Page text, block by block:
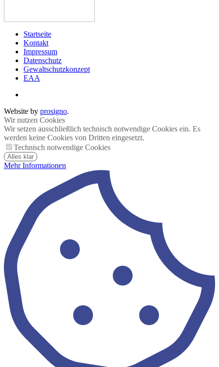
Startseite
Kontakt
Impressum
Datenschutz
Gewaltschutzkonzept
EAA
Website by prosigno.
Wir nutzen Cookies
Wir setzen ausschließlich technisch notwendige Cookies ein. Es
werden keine Cookies von Dritten eingesetzt.
Technisch notwendige Cookies
Alles klar
Mehr Informationen